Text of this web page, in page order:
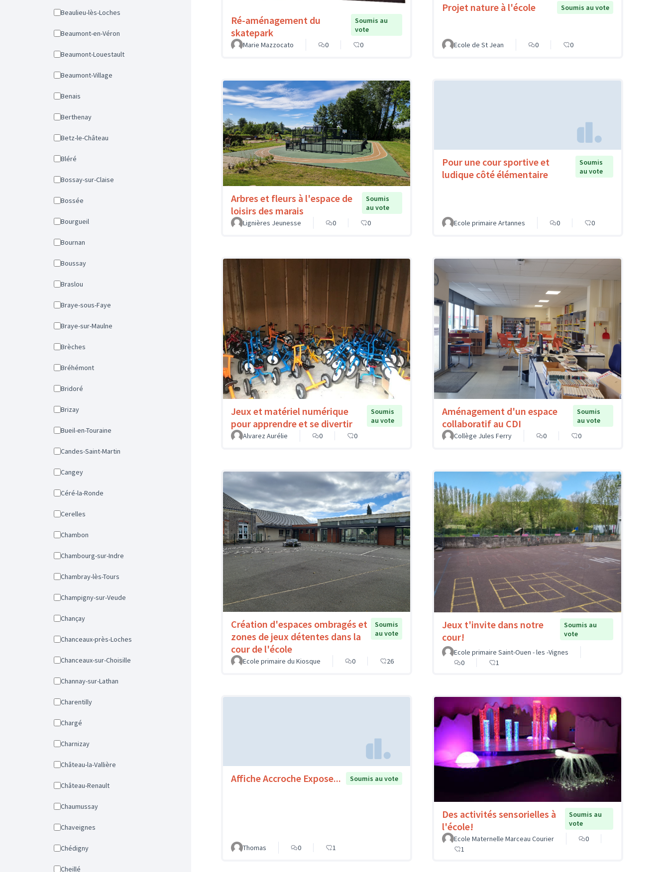
Beaulieu-lès-Loches
Beaumont-en-Véron
Beaumont-Louestault
Beaumont-Village
Benais
Berthenay
Betz-le-Château
Bléré
Bossay-sur-Claise
Bossée
Bourgueil
Bournan
Boussay
Braslou
Braye-sous-Faye
Braye-sur-Maulne
Brèches
Bréhémont
Bridoré
Brizay
Bueil-en-Touraine
Candes-Saint-Martin
Cangey
Céré-la-Ronde
Cerelles
Chambon
Chambourg-sur-Indre
Chambray-lès-Tours
Champigny-sur-Veude
Chançay
Chanceaux-près-Loches
Chanceaux-sur-Choisille
Channay-sur-Lathan
Charentilly
Chargé
Charnizay
Château-la-Vallière
Château-Renault
Chaumussay
Chaveignes
Chédigny
Cheillé
Ré-aménagement du
skatepark
Soumis au
vote
Marie Mazzocato
0 0
Projet nature à l'école Soumis au vote
Ecole de St Jean 0 0
Arbres et fleurs à l'espace de
loisirs des marais
Soumis
au vote
Lignières Jeunesse
0 0
Pour une cour sportive et
ludique côté élémentaire
Soumis
au vote
Ecole primaire Artannes 0 0
Jeux et matériel numérique
pour apprendre et se divertir
Soumis
au vote
Alvarez Aurélie
0 0
Aménagement d'un espace
collaboratif au CDI
Soumis
au vote
Collège Jules Ferry
0 0
Création d'espaces ombragés et
zones de jeux détentes dans la
cour de l'école
Soumis
au vote
Ecole primaire du Kiosque 0 26
Jeux t'invite dans notre
cour!
Soumis au
vote
Ecole primaire Saint-Ouen - les -Vignes
0
1
Affiche Accroche Expose... Soumis au vote
Thomas 0 1
Des activités sensorielles à
l'école!
Soumis au
vote
Ecole Maternelle Marceau Courier
0
1